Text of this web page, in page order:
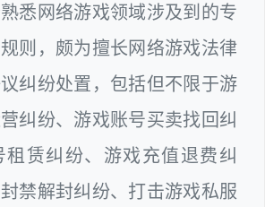
悉网络游戏领域涉及到的专
则，颇为擅长网络游戏法律
纠纷处置，包括但不限于游
纠纷、游戏账号买卖找回纠
租赁纠纷、游戏充值退费纠
禁解封纠纷、打击游戏私服